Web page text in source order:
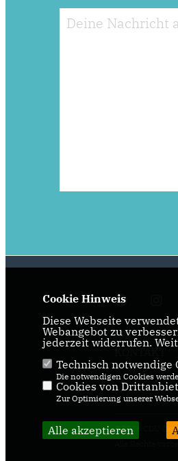
@2026 CDU
Cookie Hinweis
Diese Webseite
Webangebot zu
jederzeit widerrufen.
Technisch notwendige
Die notwendigen Cookies
Cookies von
Zur Optimierung unserer
Alle akzeptieren